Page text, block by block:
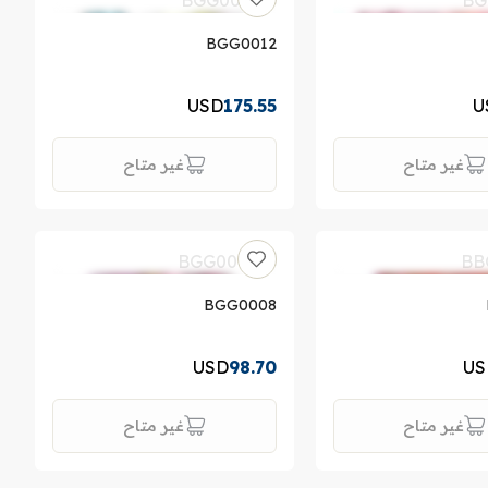
غير متاح
BGG0012
175.55
USD
غير متاح
غير متاح
BGG0008
98.70
USD
غير متاح